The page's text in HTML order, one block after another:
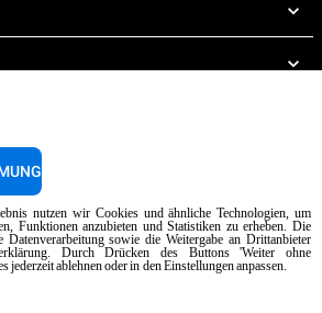
Umkehrosmose
Alle Rechte vorbehalten. Reg. Imp. Padova n °
372835 - Kap. Soc. 5.000.000 € iv - P.IVA / CF
IT WEEE Reg. No. IT08020000000377
nutzen wir Cookies und ähnliche Technologien, um
Funktionen anzubieten und Statistiken zu erheben. Die
Datenverarbeitung sowie die Weitergabe an Drittanbieter
Durch Drücken des Buttons 'Weiter ohne
jederzeit ablehnen oder in den Einstellungen anpassen.